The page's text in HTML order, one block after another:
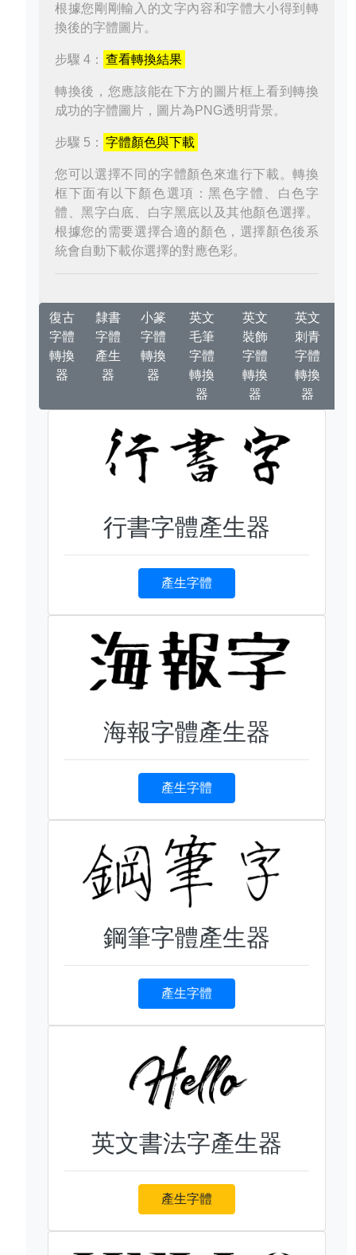
根據您剛剛輸入的文字內容和字體大小得到轉
換後的字體圖片。
步驟 4： 查看轉換結果
轉換後，您應該能在下方的圖片框上看到轉換
成功的字體圖片，圖片為PNG透明背景。
步驟 5： 字體顏色與下載
您可以選擇不同的字體顏色來進行下載。轉換
框下面有以下顏色選項：黑色字體、白色字
體、黑字白底、白字黑底以及其他顏色選擇。
根據您的需要選擇合適的顏色，選擇顏色後系
統會自動下載你選擇的對應色彩。
復古
字體
轉換
器
隸書
字體
產生
器
小篆
字體
轉換
器
英文
毛筆
字體
轉換
器
英文
裝飾
字體
轉換
器
英文
刺青
字體
轉換
器
行書字體產生器
產生字體
海報字體產生器
產生字體
鋼筆字體產生器
產生字體
英文書法字產生器
產生字體